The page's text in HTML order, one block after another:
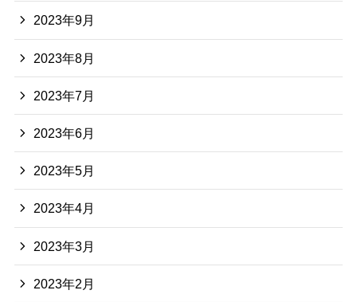
2023年9月
2023年8月
2023年7月
2023年6月
2023年5月
2023年4月
2023年3月
2023年2月